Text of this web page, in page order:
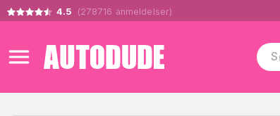
4.5 (278716 anmeldelser)